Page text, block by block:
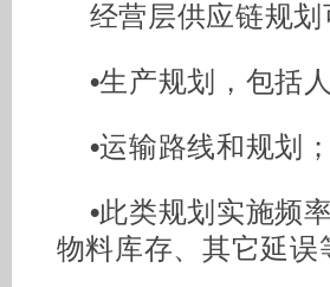
经营层供应链规划
•生产规划，包括
•运输路线和规划；
•此类规划实施频
物料库存、其它延误